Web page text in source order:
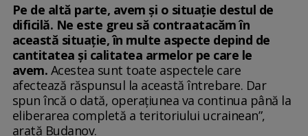
Pe de altă parte, avem și o situație destul de
dificilă. Ne este greu să contraatacăm în
această situație, în multe aspecte depind de
cantitatea și calitatea armelor pe care le
avem. Acestea sunt toate aspectele care
afectează răspunsul la această întrebare. Dar
spun încă o dată, operațiunea va continua până la
eliberarea completă a teritoriului ucrainean”,
arată Budanov.